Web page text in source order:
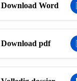
Download Word
Download pdf